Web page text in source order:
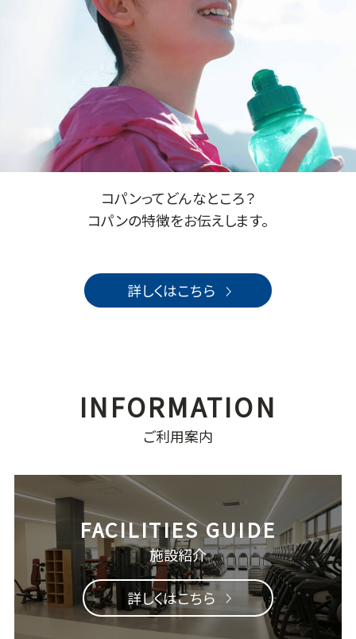
コパンってどんなところ？
コパンの特徴をお伝えします。
詳しくはこちら
ご利用案内
施設紹介
詳しくはこちら